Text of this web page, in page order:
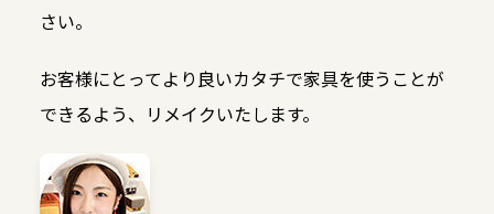
さい。
お客様にとってより良いカタチで家具を使うことが
できるよう、リメイクいたします。